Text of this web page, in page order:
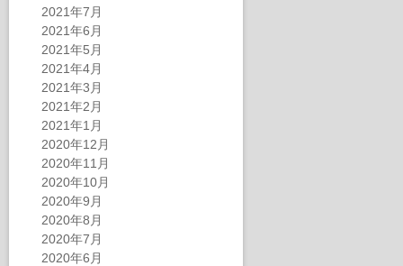
2021年7月
2021年6月
2021年5月
2021年4月
2021年3月
2021年2月
2021年1月
2020年12月
2020年11月
2020年10月
2020年9月
2020年8月
2020年7月
2020年6月